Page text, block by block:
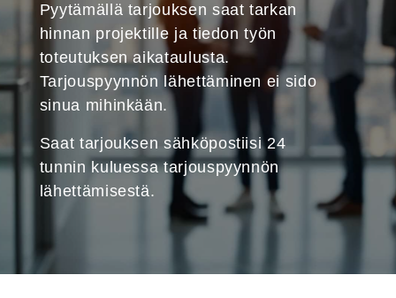
Pyytämällä tarjouksen saat tarkan
hinnan projektille ja tiedon työn
toteutuksen aikataulusta.
Tarjouspyynnön lähettäminen ei sido
sinua mihinkään.
Saat tarjouksen sähköpostiisi 24
tunnin kuluessa tarjouspyynnön
lähettämisestä.